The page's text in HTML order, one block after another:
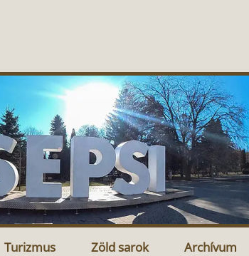
Turizmus Zöld sarok Archívum